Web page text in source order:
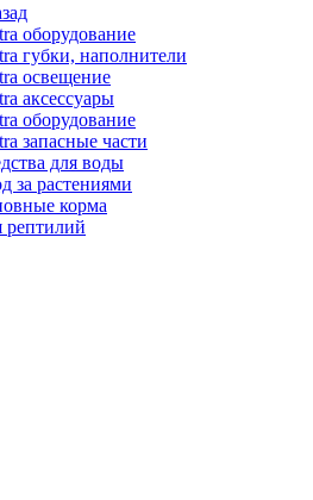
оборудование
губки, наполнители
освещение
аксессуары
оборудование
запасные части
для воды
за растениями
корма
рептилий